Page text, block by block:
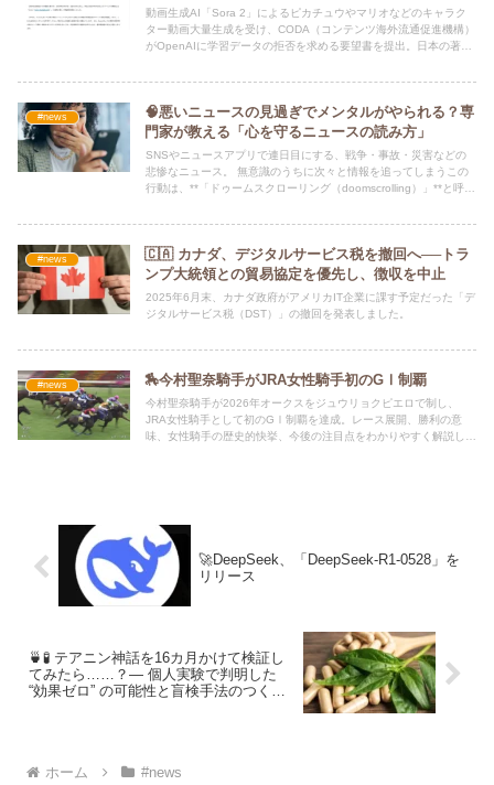
動画生成AI「Sora 2」によるピカチュウやマリオなどのキャラク
ター動画大量生成を受け、CODA（コンテンツ海外流通促進機構）
がOpenAIに学習データの拒否を求める要望書を提出。日本の著作
#news
🧠悪いニュースの見過ぎでメンタルがやられる？専
門家が教える「心を守るニュースの読み方」
SNSやニュースアプリで連日目にする、戦争・事故・災害などの
悲惨なニュース。 無意識のうちに次々と情報を追ってしまうこの
行動は、**「ドゥームスクローリング（doomscrolling）」**と呼ば
#news
🇨🇦 カナダ、デジタルサービス税を撤回へ──トラ
ンプ大統領との貿易協定を優先し、徴収を中止
2025年6月末、カナダ政府がアメリカIT企業に課す予定だった「デ
ジタルサービス税（DST）」の撤回を発表しました。
#news 🏇今村聖奈騎手がJRA女性騎手初のGⅠ制覇
今村聖奈騎手が2026年オークスをジュウリョクピエロで制し、
JRA女性騎手として初のGⅠ制覇を達成。レース展開、勝利の意
味、女性騎手の歴史的快挙、今後の注目点をわかりやすく解説しま
🚀DeepSeek、「DeepSeek-R1-0528」を
リリース
🍵🧪 テアニン神話を16カ月かけて検証し
てみたら……？― 個人実験で判明した
“効果ゼロ” の可能性と盲検手法のつくり
ホーム #news